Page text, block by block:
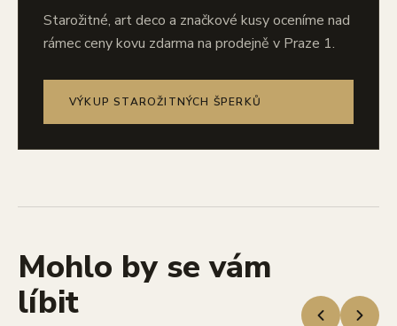
Starožitné, art deco a značkové kusy oceníme nad
rámec ceny kovu zdarma na prodejně v Praze 1.
VÝKUP STAROŽITNÝCH ŠPERKŮ
Mohlo by se vám
líbit